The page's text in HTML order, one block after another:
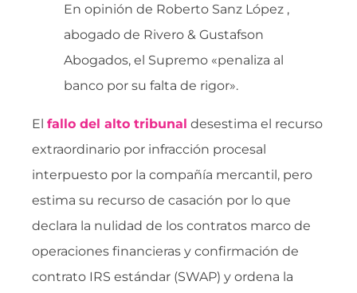
En opinión de Roberto Sanz López ,
abogado de Rivero & Gustafson
Abogados, el Supremo «penaliza al
banco por su falta de rigor».
El fallo del alto tribunal desestima el recurso
extraordinario por infracción procesal
interpuesto por la compañía mercantil, pero
estima su recurso de casación por lo que
declara la nulidad de los contratos marco de
operaciones financieras y confirmación de
contrato IRS estándar (SWAP) y ordena la